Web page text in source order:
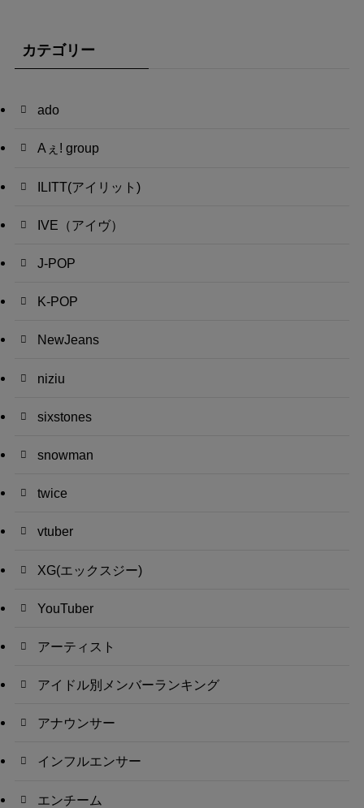
カテゴリー
ado
Aぇ! group
ILITT(アイリット)
IVE（アイヴ）
J-POP
K-POP
NewJeans
niziu
sixstones
snowman
twice
vtuber
XG(エックスジー)
YouTuber
アーティスト
アイドル別メンバーランキング
アナウンサー
インフルエンサー
エンチーム